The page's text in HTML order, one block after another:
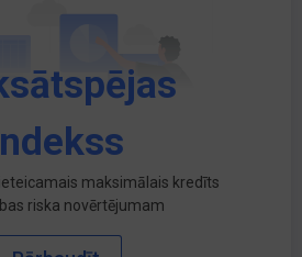
maksimālais kredīts
riska novērtējumam